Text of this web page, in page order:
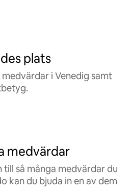
plats
i Venedig samt
medvärdar
till så många medvärdar du
kan du bjuda in en av dem